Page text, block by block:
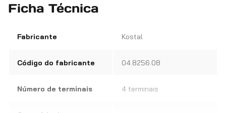
Ficha Técnica
Fabricante Kostal
Código do fabricante 04.8256.08
Número de terminais 4 terminais